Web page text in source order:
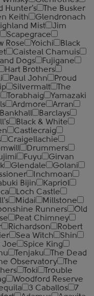
Hunter's
The Busker
Keith
Glendronach
Mist
Jim
Scapegrace
Rose Yoichi
Black
Caisteal Chamuis
Dogs
Fujigane
Hart Brothers
Paul John
Proud
Silvermalt
The
Torabhaig
Yamazaki
Ardmore
Arran
Bankhall
Barclays
Black & White
Castlecraig
Craigellachie
Drummers
Fuyu
Girvan
Glendale
Golani
Inchmoan
Bijin
Kapriol
Loch Castle
Midai
Millstone
Runners
Old
Peat Chimney
Richardson
Robert
Sea Witch
Shin
Joe
Spice King
Tenjaku
The Dead
Observatory
The
Toki
Trouble
Woodford Reserve
3 Caballos
7